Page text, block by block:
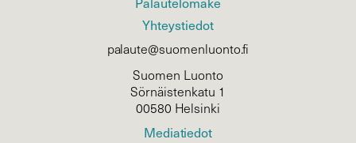
Yhteystiedot
palaute@suomenluonto.fi
Suomen Luonto
Sörnäistenkatu 1
00580 Helsinki
Mediatiedot